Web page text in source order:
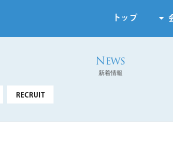
トップ
新着情報
RECRUIT